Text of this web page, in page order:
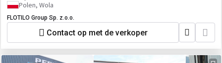
Polen, Wola
FLOTILO Group Sp. z.o.o.
Contact op met de verkoper